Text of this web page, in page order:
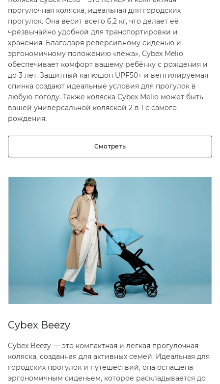
прогулочная коляска, идеальная для городских
прогулок. Она весит всего 6,2 кг, что делает её
чрезвычайно удобной для транспортировки и
хранения. Благодаря реверсивному сиденью и
эргономичному положению «лёжа», Cybex Melio
обеспечивает комфорт вашему ребёнку с рождения и
до 3 лет. Защитный капюшон UPF50+ и вентилируемая
спинка создают идеальные условия для прогулок в
любую погоду. Также коляска Cybex Melio может быть
вашей универсальной коляской 2 в 1 с самого
рождения.
Смотреть
Cybex Beezy
Cybex Beezy — это компактная и лёгкая прогулочная
коляска, созданная для активных семей. Идеальная для
городских прогулок и путешествий, она оснащена
эргономичным сиденьем, которое раскладывается до